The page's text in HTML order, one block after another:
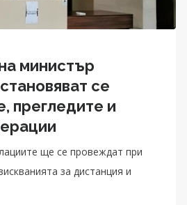
министър
се
прегледите и
ще се провеждат при
за дистанция и